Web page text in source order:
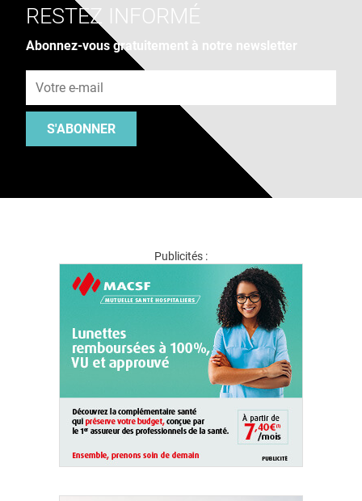
RESTEZ INFORMÉ
Abonnez-vous gratuitement à notre newsletter
S'ABONNER
Publicités :